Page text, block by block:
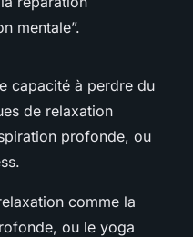
mentale”.
capacité à perdre du
de relaxation
profonde, ou
comme la
ou le yoga